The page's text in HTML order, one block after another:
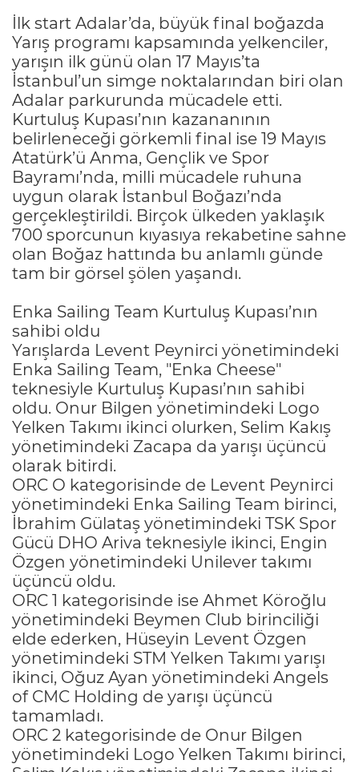
İlk start Adalar’da, büyük final boğazda
Yarış programı kapsamında yelkenciler,
yarışın ilk günü olan 17 Mayıs’ta
İstanbul’un simge noktalarından biri olan
Adalar parkurunda mücadele etti.
Kurtuluş Kupası’nın kazananının
belirleneceği görkemli final ise 19 Mayıs
Atatürk’ü Anma, Gençlik ve Spor
Bayramı’nda, milli mücadele ruhuna
uygun olarak İstanbul Boğazı’nda
gerçekleştirildi. Birçok ülkeden yaklaşık
700 sporcunun kıyasıya rekabetine sahne
olan Boğaz hattında bu anlamlı günde
tam bir görsel şölen yaşandı.
Enka Sailing Team Kurtuluş Kupası’nın
sahibi oldu
Yarışlarda Levent Peynirci yönetimindeki
Enka Sailing Team, "Enka Cheese"
teknesiyle Kurtuluş Kupası’nın sahibi
oldu. Onur Bilgen yönetimindeki Logo
Yelken Takımı ikinci olurken, Selim Kakış
yönetimindeki Zacapa da yarışı üçüncü
olarak bitirdi.
ORC O kategorisinde de Levent Peynirci
yönetimindeki Enka Sailing Team birinci,
İbrahim Gülataş yönetimindeki TSK Spor
Gücü DHO Ariva teknesiyle ikinci, Engin
Özgen yönetimindeki Unilever takımı
üçüncü oldu.
ORC 1 kategorisinde ise Ahmet Köroğlu
yönetimindeki Beymen Club birinciliği
elde ederken, Hüseyin Levent Özgen
yönetimindeki STM Yelken Takımı yarışı
ikinci, Oğuz Ayan yönetimindeki Angels
of CMC Holding de yarışı üçüncü
tamamladı.
ORC 2 kategorisinde de Onur Bilgen
yönetimindeki Logo Yelken Takımı birinci,